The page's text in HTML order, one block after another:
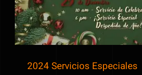
2024 Servicios Especiales